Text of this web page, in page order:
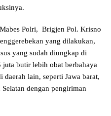
Polri, Brigjen Pol. Krisno
yang dilakukan,
yang sudah diungkap di
butir lebih obat berbahaya
lain, seperti Jawa barat,
dengan pengiriman